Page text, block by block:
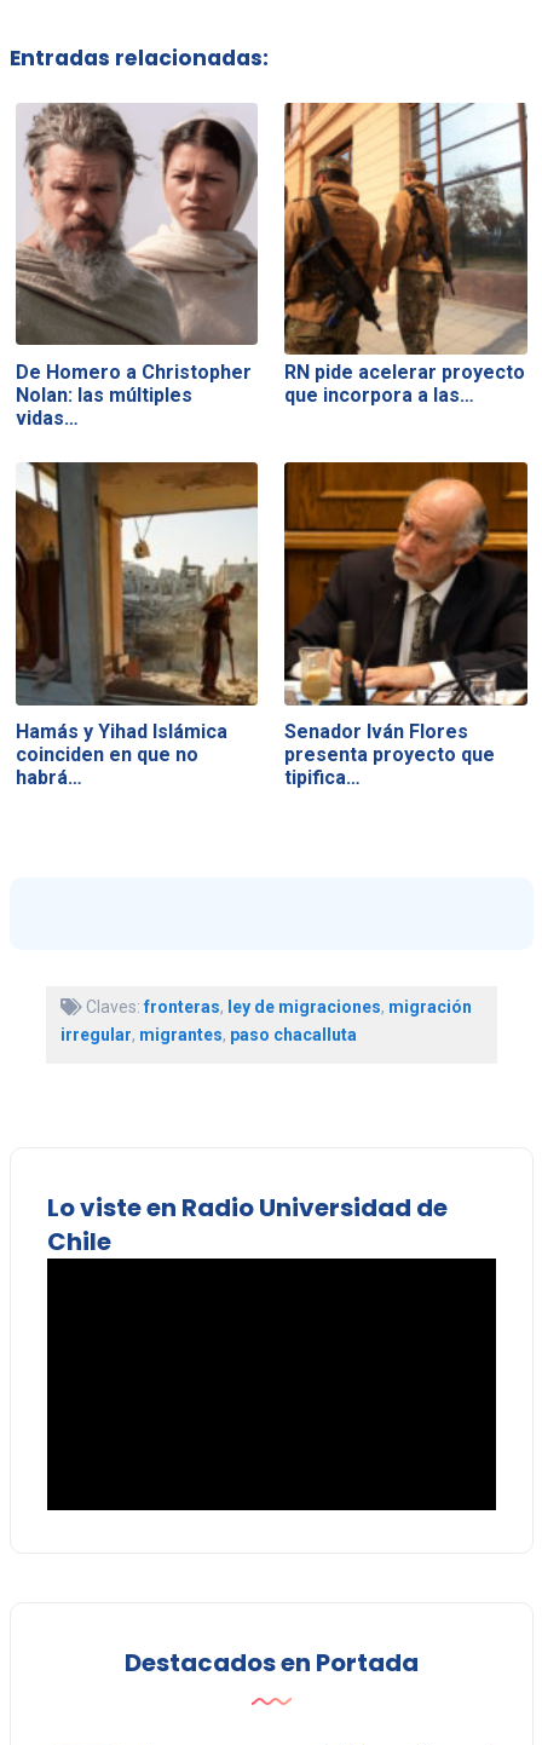
Entradas relacionadas:
De Homero a Christopher
Nolan: las múltiples
vidas…
RN pide acelerar proyecto
que incorpora a las…
Hamás y Yihad Islámica
coinciden en que no
habrá…
Senador Iván Flores
presenta proyecto que
tipifica…
Claves:fronteras, ley de migraciones, migración
irregular, migrantes, paso chacalluta
Lo viste en Radio Universidad de
Chile
Destacados en Portada